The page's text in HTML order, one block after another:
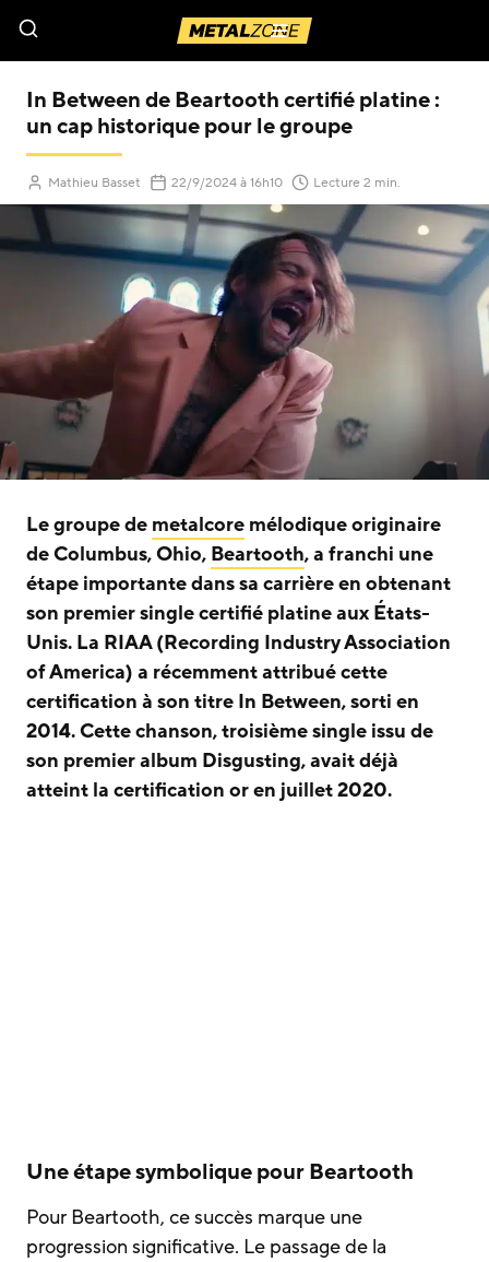
Menu
In Between de Beartooth certifié platine :
un cap historique pour le groupe
Mathieu Basset 22/9/2024(Mis à jour le )
à 16h10 Lecture 2 min.
Le groupe de metalcore mélodique originaire
de Columbus, Ohio, Beartooth, a franchi une
étape importante dans sa carrière en obtenant
son premier single certifié platine aux États-
Unis. La RIAA (Recording Industry Association
of America) a récemment attribué cette
certification à son titre In Between, sorti en
2014. Cette chanson, troisième single issu de
son premier album Disgusting, avait déjà
atteint la certification or en juillet 2020.
Une étape symbolique pour Beartooth
Pour Beartooth, ce succès marque une
progression significative. Le passage de la